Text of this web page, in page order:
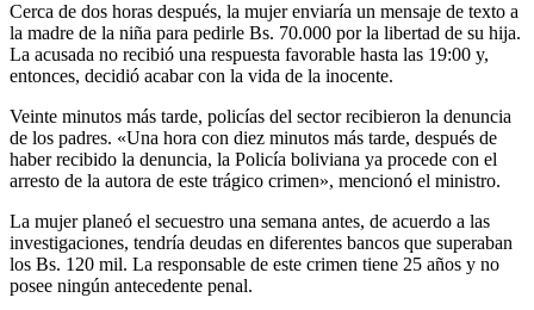
Cerca de dos horas después, la mujer enviaría un mensaje de texto a
la madre de la niña para pedirle Bs. 70.000 por la libertad de su hija.
La acusada no recibió una respuesta favorable hasta las 19:00 y,
entonces, decidió acabar con la vida de la inocente.
Veinte minutos más tarde, policías del sector recibieron la denuncia
de los padres. «Una hora con diez minutos más tarde, después de
haber recibido la denuncia, la Policía boliviana ya procede con el
arresto de la autora de este trágico crimen», mencionó el ministro.
La mujer planeó el secuestro una semana antes, de acuerdo a las
investigaciones, tendría deudas en diferentes bancos que superaban
los Bs. 120 mil. La responsable de este crimen tiene 25 años y no
posee ningún antecedente penal.